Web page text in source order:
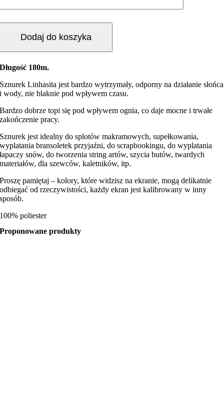
Dodaj do koszyka
Długość 180m.
Sznurek Linhasita jest bardzo wytrzymały, odporny na działanie słońca
i wody, nie blaknie pod wpływem czasu.
Bardzo dobrze topi się pod wpływem ognia, co daje mocne i trwałe
zakończenie pracy.
Sznurek jest idealny do splotów makramowych, supełkowania,
wyplatania bransoletek przyjaźni, do scrapbookingu, do wyplatania
łapaczy snów, do tworzenia string artów, szycia butów, twardych
materiałów, dla szewców, kaletników, itp.
Proszę pamiętaj – kolory, które widzisz na ekranie, mogą delikatnie
odbiegać od rzeczywistości, każdy ekran jest kalibrowany w inny
sposób.
100% poliester
Proponowane produkty